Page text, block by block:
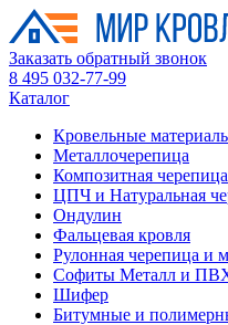
Заказать обратный звонок
8 495 032-77-99
Каталог
Кровельные
Металлочерепица
Композитная черепица
ЦПЧ и Натуральная
Ондулин
Фальцевая кровля
Рулонная черепица и
Софиты Металл и
Шифер
Битумные и